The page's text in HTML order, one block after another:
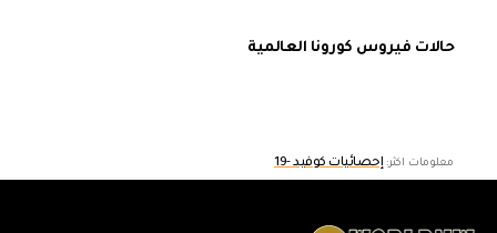
حالات فيروس كورونا العالمية
معلومات اكثر:إحصائيات كوفيد -19